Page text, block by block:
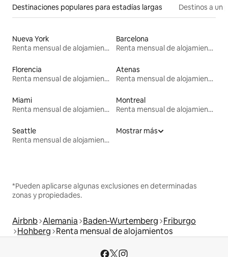
Destinaciones populares para estadías largas Destinos a un
Nueva York
Renta mensual de alojamientos
Barcelona
Renta mensual de alojamientos
Florencia
Renta mensual de alojamientos
Atenas
Renta mensual de alojamientos
Miami
Renta mensual de alojamientos
Montreal
Renta mensual de alojamientos
Seattle
Renta mensual de alojamientos
Mostrar más
*Pueden aplicarse algunas exclusiones en determinadas
zonas y propiedades.
Airbnb Alemania Baden-Wurtemberg Friburgo
Hohberg Renta mensual de alojamientos